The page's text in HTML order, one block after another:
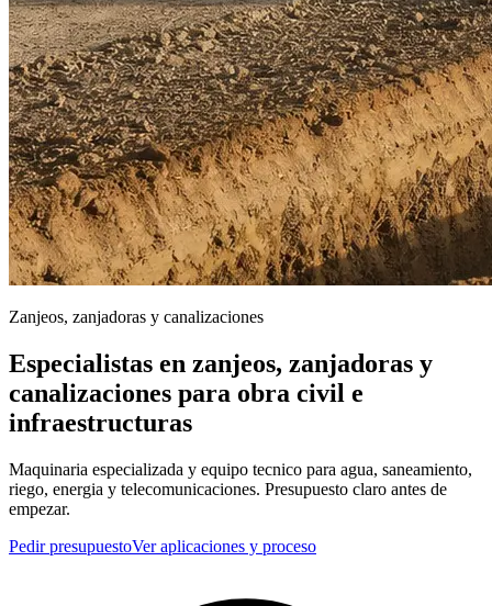
Zanjeos, zanjadoras y canalizaciones
Especialistas en zanjeos, zanjadoras y
canalizaciones para obra civil e
infraestructuras
Maquinaria especializada y equipo tecnico para agua, saneamiento,
riego, energia y telecomunicaciones. Presupuesto claro antes de
empezar.
Pedir presupuestoVer aplicaciones y proceso